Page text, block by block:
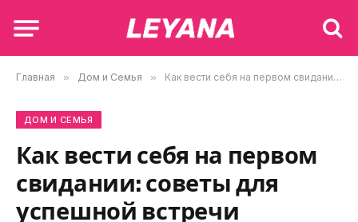
Главная » Дом и Семья » Как вести себя на первом свидании: советы для успешной встречи
ДОМ И СЕМЬЯ
Как вести себя на первом
свидании: советы для
успешной встречи